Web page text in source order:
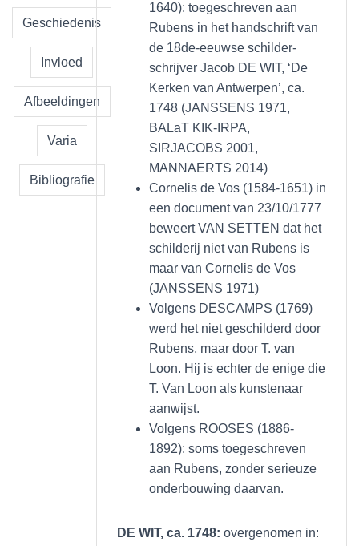
Geschiedenis
Invloed
Afbeeldingen
Varia
Bibliografie
1640): toegeschreven aan
Rubens in het handschrift van
de 18de-eeuwse schilder-
schrijver Jacob DE WIT, ‘De
Kerken van Antwerpen’, ca.
1748 (JANSSENS 1971,
BALaT KIK-IRPA,
SIRJACOBS 2001,
MANNAERTS 2014)
Cornelis de Vos (1584-1651) in
een document van 23/10/1777
beweert VAN SETTEN dat het
schilderij niet van Rubens is
maar van Cornelis de Vos
(JANSSENS 1971)
Volgens DESCAMPS (1769)
werd het niet geschilderd door
Rubens, maar door T. van
Loon. Hij is echter de enige die
T. Van Loon als kunstenaar
aanwijst.
Volgens ROOSES (1886-
1892): soms toegeschreven
aan Rubens, zonder serieuze
onderbouwing daarvan.
DE WIT, ca. 1748: overgenomen in: